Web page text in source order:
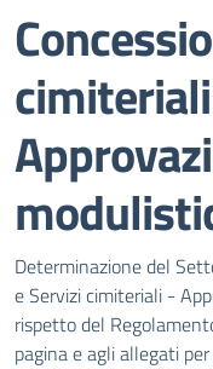
Dettagli
Determinazione del
e Servizi cimiteriali -
rispetto del
pagina e agli allegati